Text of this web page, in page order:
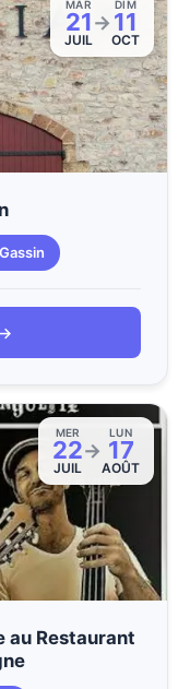
MAR
21
JUIL
→
DIM
11
OCT
Gassin
→
MER
22
JUIL
→
LUN
17
AOÛT
au Restaurant